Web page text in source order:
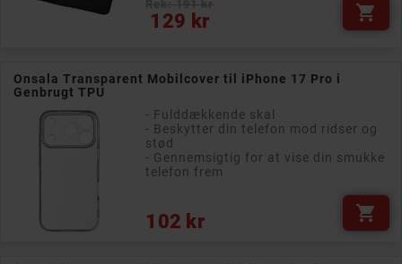
129 kr
Pris 
Onsala Transparent Mobilcover til iPhone 17 Pro i
Genbrugt TPU
- Fulddækkende skal
- Beskytter din telefon mod ridser og
stød
- Gennemsigtig for at vise din smukke
telefon frem
102 kr
Pris 